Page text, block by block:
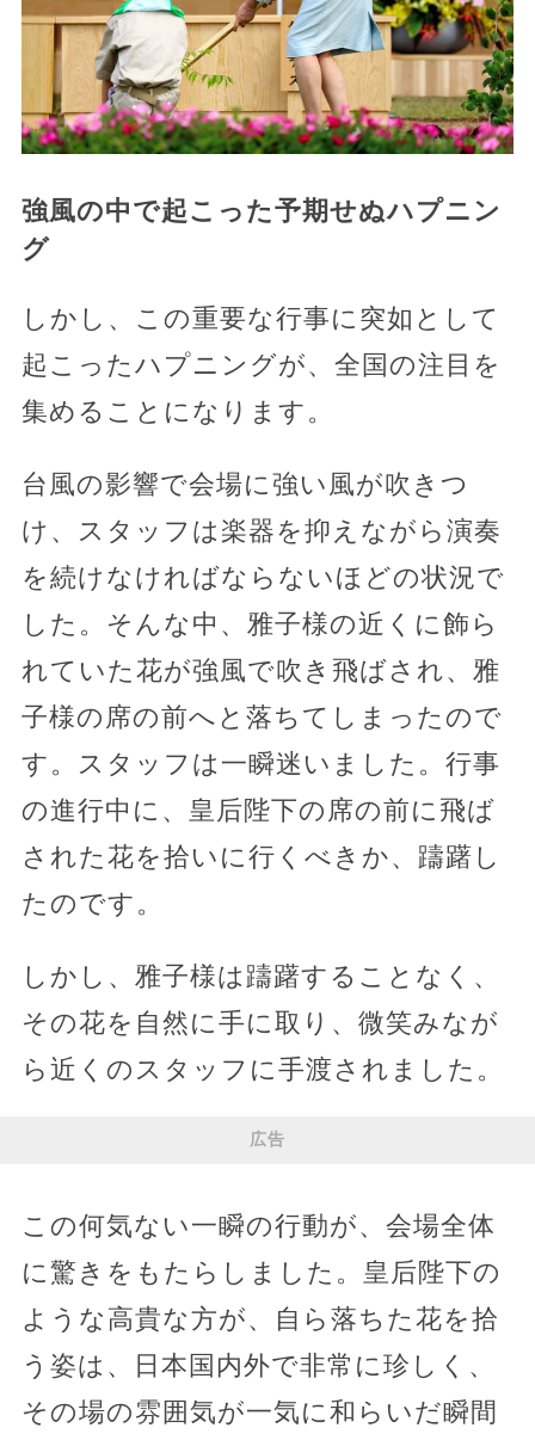
強風の中で起こった予期せぬハプニン
グ
しかし、この重要な行事に突如として
起こったハプニングが、全国の注目を
集めることになります。
台風の影響で会場に強い風が吹きつ
け、スタッフは楽器を抑えながら演奏
を続けなければならないほどの状況で
した。そんな中、雅子様の近くに飾ら
れていた花が強風で吹き飛ばされ、雅
子様の席の前へと落ちてしまったので
す。スタッフは一瞬迷いました。行事
の進行中に、皇后陛下の席の前に飛ば
された花を拾いに行くべきか、躊躇し
たのです。
しかし、雅子様は躊躇することなく、
その花を自然に手に取り、微笑みなが
ら近くのスタッフに手渡されました。
広告
この何気ない一瞬の行動が、会場全体
に驚きをもたらしました。皇后陛下の
ような高貴な方が、自ら落ちた花を拾
う姿は、日本国内外で非常に珍しく、
その場の雰囲気が一気に和らいだ瞬間